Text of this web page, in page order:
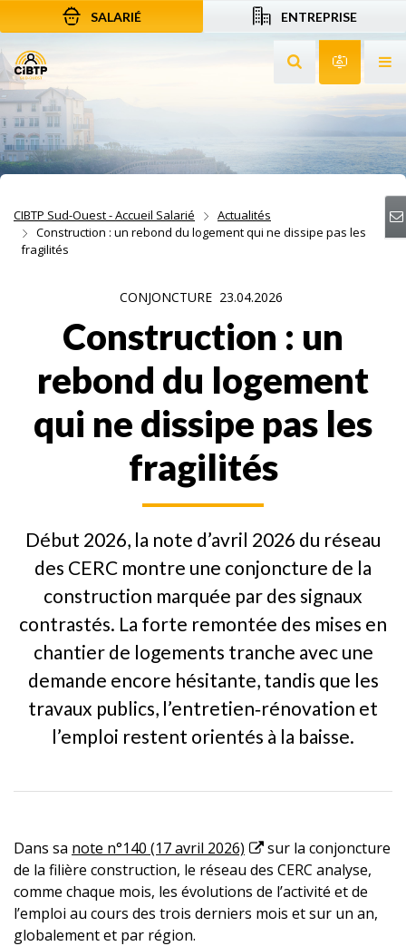
Aller au contenu
Aller à la recherche
Aller à la navigation
SALARIÉ ENTREPRISE
Rechercher sur
CIBTP Sud-Ouest - Accueil Salarié
Actualités
Construction : un rebond du logement qui ne dissipe pas les
fragilités
CONJONCTURE 23.04.2026
Construction : un
rebond du logement
qui ne dissipe pas les
fragilités
Début 2026, la note d’avril 2026 du réseau
des CERC montre une conjoncture de la
construction marquée par des signaux
contrastés. La forte remontée des mises en
chantier de logements tranche avec une
demande encore hésitante, tandis que les
travaux publics, l’entretien‑rénovation et
l’emploi restent orientés à la baisse.
Dans sa note n°140 (17 avril 2026)
sur la conjoncture
de la filière construction, le réseau des CERC analyse,
comme chaque mois, les évolutions de l’activité et de
l’emploi au cours des trois derniers mois et sur un an,
globalement et par région.